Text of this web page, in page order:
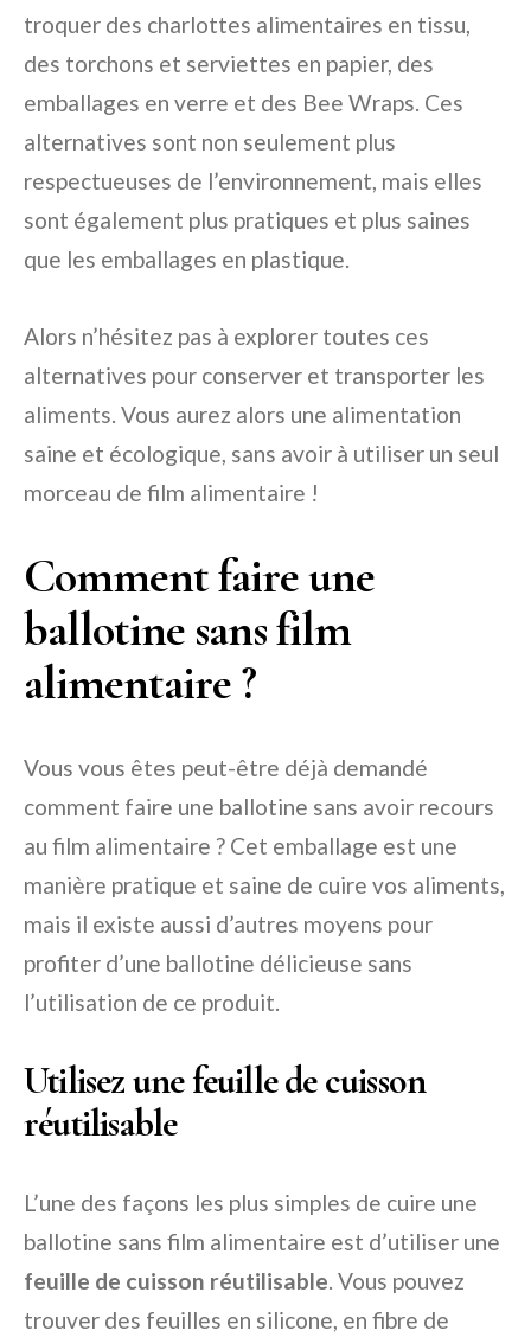
troquer des charlottes alimentaires en tissu,
des torchons et serviettes en papier, des
emballages en verre et des Bee Wraps. Ces
alternatives sont non seulement plus
respectueuses de l’environnement, mais elles
sont également plus pratiques et plus saines
que les emballages en plastique.
Alors n’hésitez pas à explorer toutes ces
alternatives pour conserver et transporter les
aliments. Vous aurez alors une alimentation
saine et écologique, sans avoir à utiliser un seul
morceau de film alimentaire !
Comment faire une
ballotine sans film
alimentaire ?
Vous vous êtes peut-être déjà demandé
comment faire une ballotine sans avoir recours
au film alimentaire ? Cet emballage est une
manière pratique et saine de cuire vos aliments,
mais il existe aussi d’autres moyens pour
profiter d’une ballotine délicieuse sans
l’utilisation de ce produit.
Utilisez une feuille de cuisson
réutilisable
L’une des façons les plus simples de cuire une
ballotine sans film alimentaire est d’utiliser une
feuille de cuisson réutilisable. Vous pouvez
trouver des feuilles en silicone, en fibre de